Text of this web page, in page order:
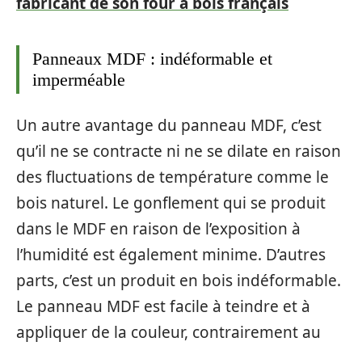
Panneaux MDF : indéformable et
imperméable
Un autre avantage du panneau MDF, c’est
qu’il ne se contracte ni ne se dilate en raison
des fluctuations de température comme le
bois naturel. Le gonflement qui se produit
dans le MDF en raison de l’exposition à
l’humidité est également minime. D’autres
parts, c’est un produit en bois indéformable.
Le panneau MDF est facile à teindre et à
appliquer de la couleur, contrairement au